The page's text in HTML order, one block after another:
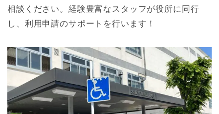
相談ください。経験豊富なスタッフが役所に同行
し、利用申請のサポートを行います！